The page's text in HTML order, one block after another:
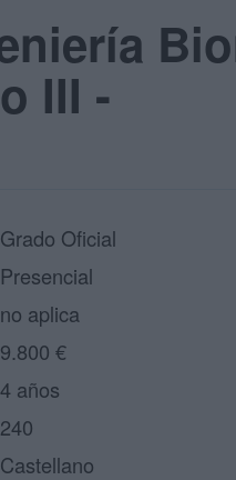
III -
Grado Oficial
Presencial
no aplica
9.800 €
4 años
240
Castellano